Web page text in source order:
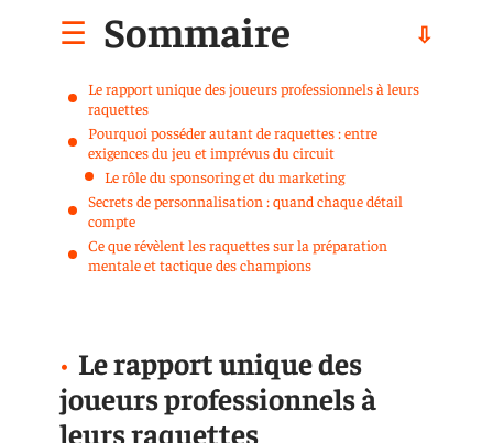
Sommaire
Le rapport unique des joueurs professionnels à leurs
raquettes
Pourquoi posséder autant de raquettes : entre
exigences du jeu et imprévus du circuit
Le rôle du sponsoring et du marketing
Secrets de personnalisation : quand chaque détail
compte
Ce que révèlent les raquettes sur la préparation
mentale et tactique des champions
Le rapport unique des
joueurs professionnels à
leurs raquettes